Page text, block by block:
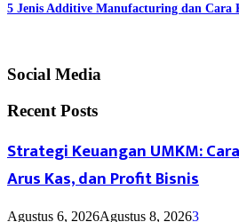
5 Jenis Additive Manufacturing dan Cara
Social Media
Recent Posts
Strategi Keuangan UMKM:
Arus Kas, dan Profit Bisnis
Agustus 6, 2026Agustus 8, 20263